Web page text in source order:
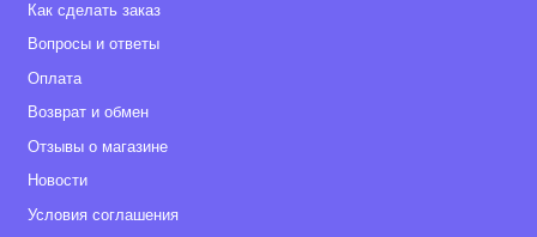
Как сделать заказ
Вопросы и ответы
Оплата
Возврат и обмен
Отзывы о магазине
Новости
Условия соглашения